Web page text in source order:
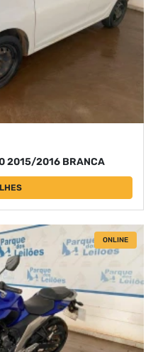
2015/2016 BRANCA
ONLINE